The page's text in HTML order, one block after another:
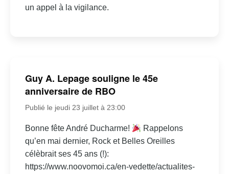
un appel à la vigilance.
Guy A. Lepage souligne le 45e
anniversaire de RBO
Publié le jeudi 23 juillet à 23:00
Bonne fête André Ducharme!
Rappelons
qu’en mai dernier, Rock et Belles Oreilles
célèbrait ses 45 ans (!):
https://www.noovomoi.ca/en-vedette/actualites-